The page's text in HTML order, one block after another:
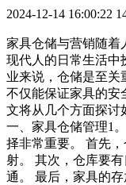
2024-12-14 16:00:22
家具仓储与营销随着
现代人的日常生活中
业来说，仓储是至关
不仅能保证家具的安
文将从几个方面探讨
一、家具仓储管理1
择非常重要。 首先
射。 其次，仓库要
通。 最后，家具的